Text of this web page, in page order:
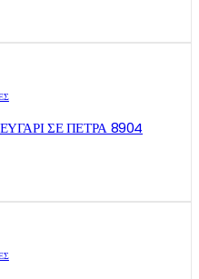
ΣΕ ΠΕΤΡΑ 8904